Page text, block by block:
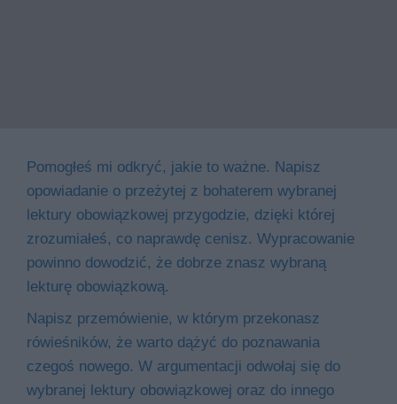
Pomogłeś mi odkryć, jakie to ważne. Napisz
opowiadanie o przeżytej z bohaterem wybranej
lektury obowiązkowej przygodzie, dzięki której
zrozumiałeś, co naprawdę cenisz. Wypracowanie
powinno dowodzić, że dobrze znasz wybraną
lekturę obowiązkową.
Napisz przemówienie, w którym przekonasz
rówieśników, że warto dążyć do poznawania
czegoś nowego. W argumentacji odwołaj się do
wybranej lektury obowiązkowej oraz do innego